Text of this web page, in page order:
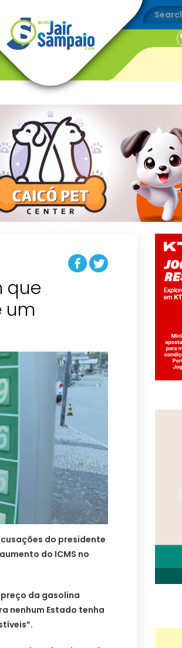
que
um
do presidente
do ICMS no
da gasolina
nenhum Estado tenha